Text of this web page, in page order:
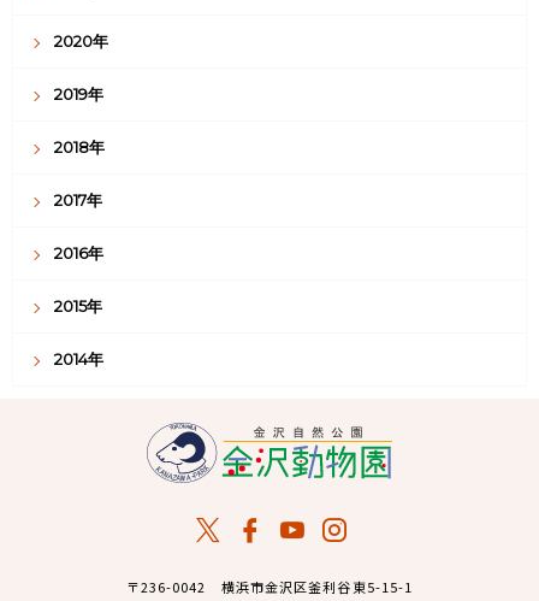
2020年
2019年
2018年
2017年
2016年
2015年
2014年
〒236-0042 横浜市金沢区釜利谷東5-15-1